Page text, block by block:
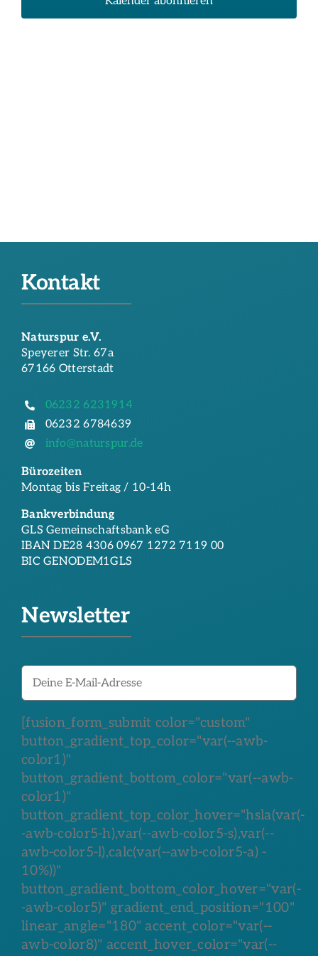
Kontakt
Naturspur e.V.
Speyerer Str. 67a
67166 Otterstadt
06232 6231914
06232 6784639
info@naturspur.de
Bürozeiten
Montag bis Freitag / 10-14h
Bankverbindung
GLS Gemeinschaftsbank eG
IBAN DE28 4306 0967 1272 7119 00
BIC GENODEM1GLS
Newsletter
[fusion_form_submit color="custom"
button_gradient_top_color="var(--awb-
color1)"
button_gradient_bottom_color="var(--awb-
color1)"
button_gradient_top_color_hover="hsla(var(-
-awb-color5-h),var(--awb-color5-s),var(--
awb-color5-l),calc(var(--awb-color5-a) -
10%))"
button_gradient_bottom_color_hover="var(-
-awb-color5)" gradient_end_position="100"
linear_angle="180" accent_color="var(--
awb-color8)" accent_hover_color="var(--